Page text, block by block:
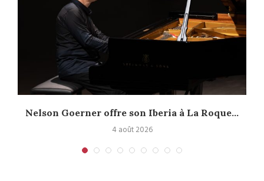
Nelson Goerner offre son Iberia à La Roque...
4 août 2026